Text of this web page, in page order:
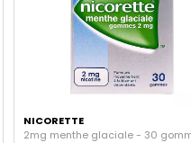
NICORETTE
2mg menthe glaciale - 30